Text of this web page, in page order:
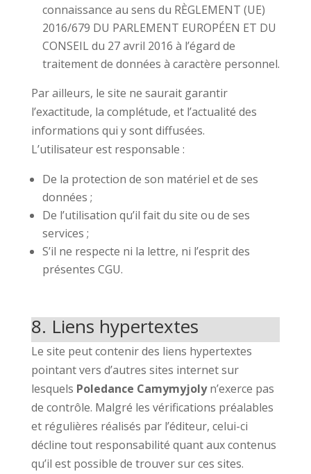
connaissance au sens du RÈGLEMENT (UE)
2016/679 DU PARLEMENT EUROPÉEN ET DU
CONSEIL du 27 avril 2016 à l’égard de
traitement de données à caractère personnel.
Par ailleurs, le site ne saurait garantir
l’exactitude, la complétude, et l’actualité des
informations qui y sont diffusées.
L’utilisateur est responsable :
De la protection de son matériel et de ses
données ;
De l’utilisation qu’il fait du site ou de ses
services ;
S’il ne respecte ni la lettre, ni l’esprit des
présentes CGU.
8. Liens hypertextes
Le site peut contenir des liens hypertextes
pointant vers d’autres sites internet sur
lesquels Poledance Camymyjolyn’exerce pas
de contrôle. Malgré les vérifications préalables
et régulières réalisés par l’éditeur, celui-ci
décline tout responsabilité quant aux contenus
qu’il est possible de trouver sur ces sites.